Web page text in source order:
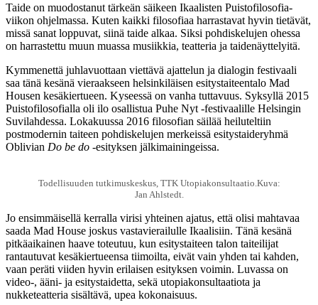
Taide on muodostanut tärkeän säikeen Ikaalisten Puistofilosofia-
viikon ohjelmassa. Kuten kaikki filosofiaa harrastavat hyvin tietävät,
missä sanat loppuvat, siinä taide alkaa. Siksi pohdiskelujen ohessa
on harrastettu muun muassa musiikkia, teatteria ja taidenäyttelyitä.
Kymmenettä juhlavuottaan viettävä ajattelun ja dialogin festivaali
saa tänä kesänä vieraakseen helsinkiläisen esitystaiteentalo Mad
Housen kesäkiertueen. Kyseessä on vanha tuttavuus. Syksyllä 2015
Puistofilosofialla oli ilo osallistua Puhe Nyt -festivaalille Helsingin
Suvilahdessa. Lokakuussa 2016 filosofian säilää heiluteltiin
postmodernin taiteen pohdiskelujen merkeissä esitystaideryhmä
Oblivian Do be do -esityksen jälkimainingeissa.
Todellisuuden tutkimuskeskus, TTK Utopiakonsultaatio.Kuva:
Jan Ahlstedt.
Jo ensimmäisellä kerralla virisi yhteinen ajatus, että olisi mahtavaa
saada Mad House joskus vastavierailulle Ikaalisiin. Tänä kesänä
pitkäaikainen haave toteutuu, kun esitystaiteen talon taiteilijat
rantautuvat kesäkiertueensa tiimoilta, eivät vain yhden tai kahden,
vaan peräti viiden hyvin erilaisen esityksen voimin. Luvassa on
video-, ääni- ja esitystaidetta, sekä utopiakonsultaatiota ja
nukketeatteria sisältävä, upea kokonaisuus.